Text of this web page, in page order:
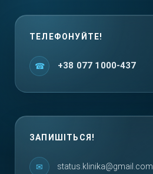
ТЕЛЕФОНУЙТЕ!
+38 077 1000-437
ЗАПИШІТЬСЯ!
status.klinika@gmail.com